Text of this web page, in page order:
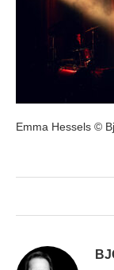
Emma Hessels ©